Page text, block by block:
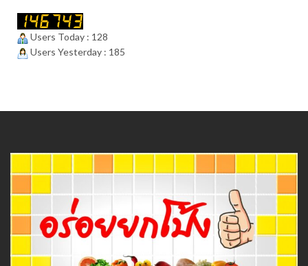
Users Today : 128
Users Yesterday : 185